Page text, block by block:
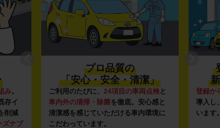
み。
存イ
削減
ズナブ
プロ品質の
「安心・安全・清潔」
ご利用のたびに、 24項目の車両点検と
車内外の清掃・除菌を徹底。安心感と
清潔感を感じていただける車内環境に
こだわっています。
登録か
導入し
います